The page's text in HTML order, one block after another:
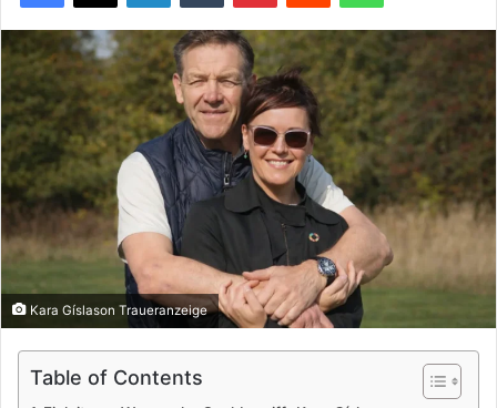
Kara Gíslason Traueranzeige
Table of Contents